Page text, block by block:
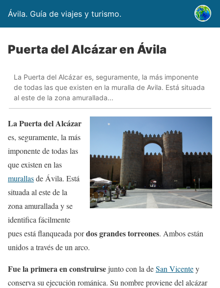
Ávila. Guía de viajes y turismo.
Puerta del Alcázar en Ávila
La Puerta del Alcázar es, seguramente, la más imponente
de todas las que existen en la muralla de Avila. Está situada
al este de la zona amurallada...
La Puerta del Alcázar
es, seguramente, la más
imponente de todas las
que existen en las
murallasde Ávila. Está
situada al este de la
zona amurallada y se
identifica fácilmente
pues está flanqueada pordos grandes torreones. Ambos están
unidos a través de un arco.
Fue la primera en construirsejunto con la deSan Vicentey
conserva su ejecución románica. Su nombre proviene del alcázar